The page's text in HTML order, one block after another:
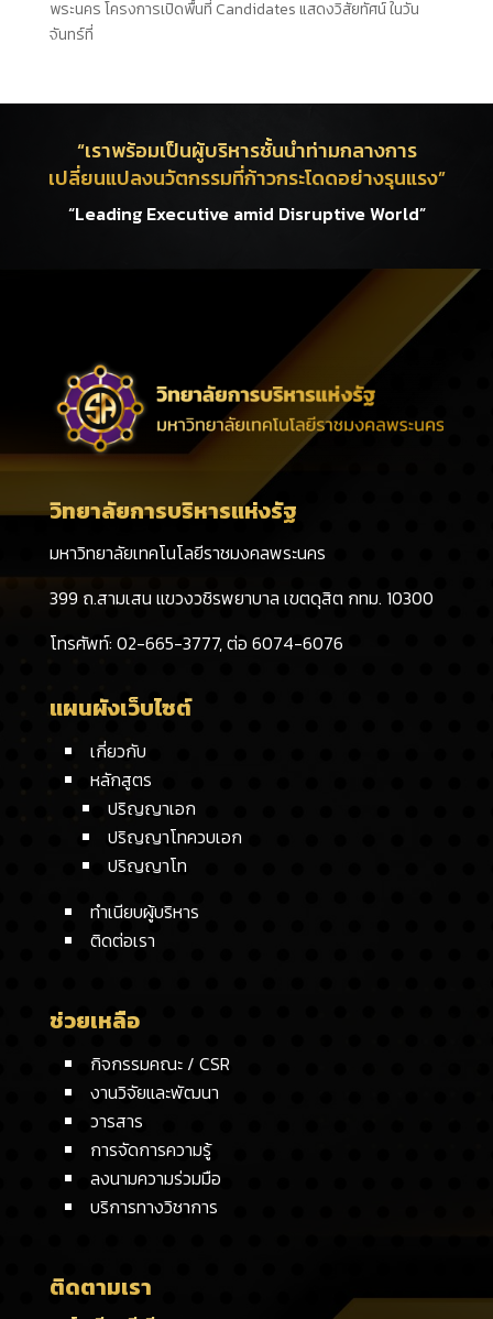
พระนคร โครงการเปิดพื้นที่ Candidates แสดงวิสัยทัศน์ ในวัน
จันทร์ที่
“เราพร้อมเป็นผู้บริหารชั้นนำท่ามกลางการ
เปลี่ยนแปลงนวัตกรรมที่ก้าวกระโดดอย่างรุนแรง”
“Leading Executive amid Disruptive World”
วิทยาลัยการบริหารแห่งรัฐ
มหาวิทยาลัยเทคโนโลยีราชมงคลพระนคร
399 ถ.สามเสน แขวงวชิรพยาบาล เขตดุสิต กทม. 10300
โทรศัพท์: 02-665-3777, ต่อ 6074-6076
แผนผังเว็บไซต์
เกี่ยวกับ
หลักสูตร
ปริญญาเอก
ปริญญาโทควบเอก
ปริญญาโท
ทำเนียบผู้บริหาร
ติดต่อเรา
ช่วยเหลือ
กิจกรรมคณะ / CSR
งานวิจัยและพัฒนา
วารสาร
การจัดการความรู้
ลงนามความร่วมมือ
บริการทางวิชาการ
ติดตามเรา